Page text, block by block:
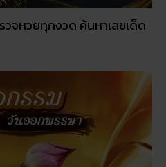
จหวยทุกงวด ค้นหาเลขเด็ด